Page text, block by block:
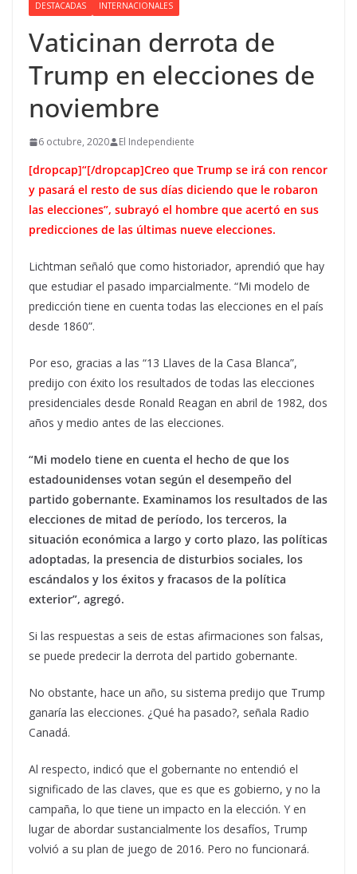
DESTACADAS INTERNACIONALES
Vaticinan derrota de
Trump en elecciones de
noviembre
6 octubre, 2020 El Independiente
[dropcap]“[/dropcap]Creo que Trump se irá con rencor
y pasará el resto de sus días diciendo que le robaron
las elecciones”, subrayó el hombre que acertó en sus
predicciones de las últimas nueve elecciones.
Lichtman señaló que como historiador, aprendió que hay
que estudiar el pasado imparcialmente. “Mi modelo de
predicción tiene en cuenta todas las elecciones en el país
desde 1860”.
Por eso, gracias a las “13 Llaves de la Casa Blanca”,
predijo con éxito los resultados de todas las elecciones
presidenciales desde Ronald Reagan en abril de 1982, dos
años y medio antes de las elecciones.
“Mi modelo tiene en cuenta el hecho de que los
estadounidenses votan según el desempeño del
partido gobernante. Examinamos los resultados de las
elecciones de mitad de período, los terceros, la
situación económica a largo y corto plazo, las políticas
adoptadas, la presencia de disturbios sociales, los
escándalos y los éxitos y fracasos de la política
exterior”, agregó.
Si las respuestas a seis de estas afirmaciones son falsas,
se puede predecir la derrota del partido gobernante.
No obstante, hace un año, su sistema predijo que Trump
ganaría las elecciones. ¿Qué ha pasado?, señala Radio
Canadá.
Al respecto, indicó que el gobernante no entendió el
significado de las claves, que es que es gobierno, y no la
campaña, lo que tiene un impacto en la elección. Y en
lugar de abordar sustancialmente los desafíos, Trump
volvió a su plan de juego de 2016. Pero no funcionará.